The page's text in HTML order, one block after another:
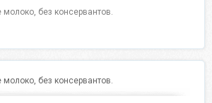
без консервантов.
без консервантов.